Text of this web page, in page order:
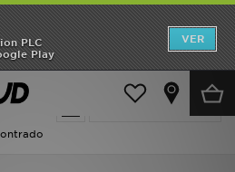
PLC
Play
VER
Roupa de Homem T-Shirts
Actualizar a pesquisa